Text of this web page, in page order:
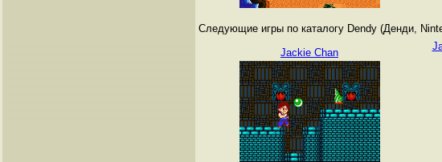
Следующие игры по каталогу Dendy (Денди,
Jackie Chan